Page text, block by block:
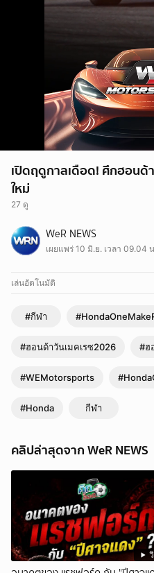
เปิดฤดูกาลเดือด! ศึกฮอนด้
ใหม่
27 ดู
WeR NEWS
เผยแพร่ 10 มิ.ย. เวลา 09.04
เล่นอัตโนมัติ
#กีฬา
#ฮอนด้าวันเมคเรซ2026 #ฮ
#WEMotorsports
#Honda กีฬา
คลิปล่าสุดจาก WeR NEWS